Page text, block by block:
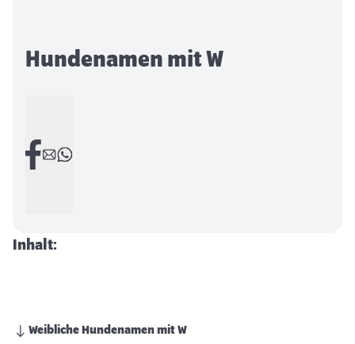
Hundenamen mit W
Inhalt:
Weibliche Hundenamen mit W